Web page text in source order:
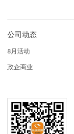
公司动态
8月活动
政企商业